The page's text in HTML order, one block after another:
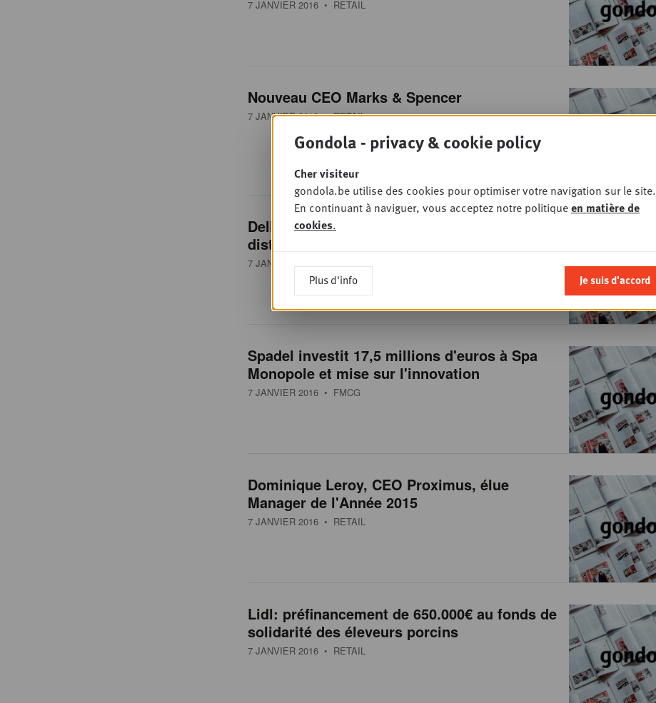
7 JANVIER 2016 • RETAIL
Nouveau CEO Marks & Spencer
7 JANVIER 2016• RETAIL
Delhaize construit un nouveau centre de
distribution à Ninove
7 JANVIER 2016
Spadel investit 17,5 millions d'euros à Spa
Monopole et mise sur l'innovation
7 JANVIER 2016 • FMCG
Dominique Leroy, CEO Proximus, élue
Manager de l'Année 2015
7 JANVIER 2016 • RETAIL
Lidl: préfinancement de 650.000€ au fonds de
solidarité des éleveurs porcins
7 JANVIER 2016 • RETAIL
Gondola - privacy & cookie policy
Cher visiteur
gondola.be utilise des cookies pour optimiser votre navigation sur le site.
En continuant à naviguer, vous acceptez notre politiqueen matière de
cookies.
Plus d'info Je suis d'accord